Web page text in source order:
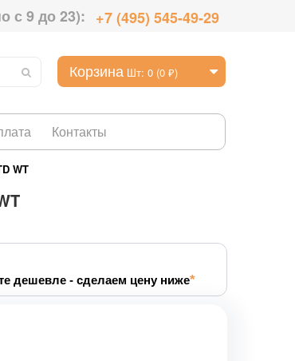
с 9 до 23): +7 (495) 545-49-29
Корзина Шт: 0 (0 ₽)
Контакты
WT
дешевле - сделаем цену ниже